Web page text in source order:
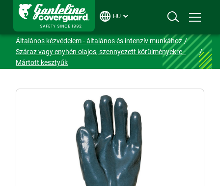
HU
Ganteline Termékek
Védőkesztyűk
Általános kézvédelem - általános és intenzív munkához
Száraz vagy enyhén olajos, szennyezett körülményekre -
Mártott kesztyűk